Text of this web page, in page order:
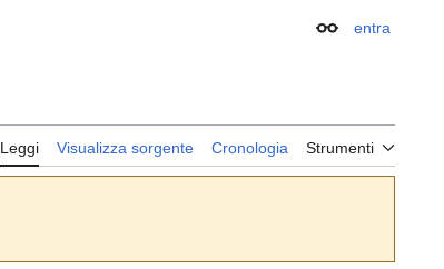
Aspetto
entra
Leggi Visualizza sorgente Cronologia Strumenti